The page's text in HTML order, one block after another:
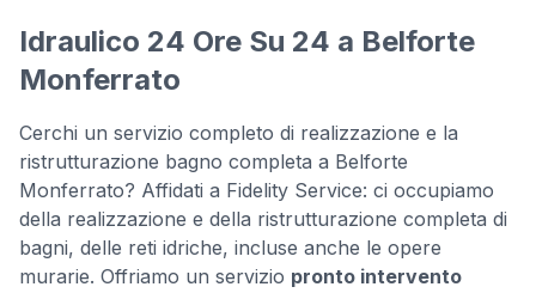
Idraulico 24 Ore Su 24 a Belforte
Monferrato
Cerchi un servizio completo di realizzazione e la
ristrutturazione bagno completa a Belforte
Monferrato? Affidati a Fidelity Service: ci occupiamo
della realizzazione e della ristrutturazione completa di
bagni, delle reti idriche, incluse anche le opere
murarie. Offriamo un servizio pronto intervento